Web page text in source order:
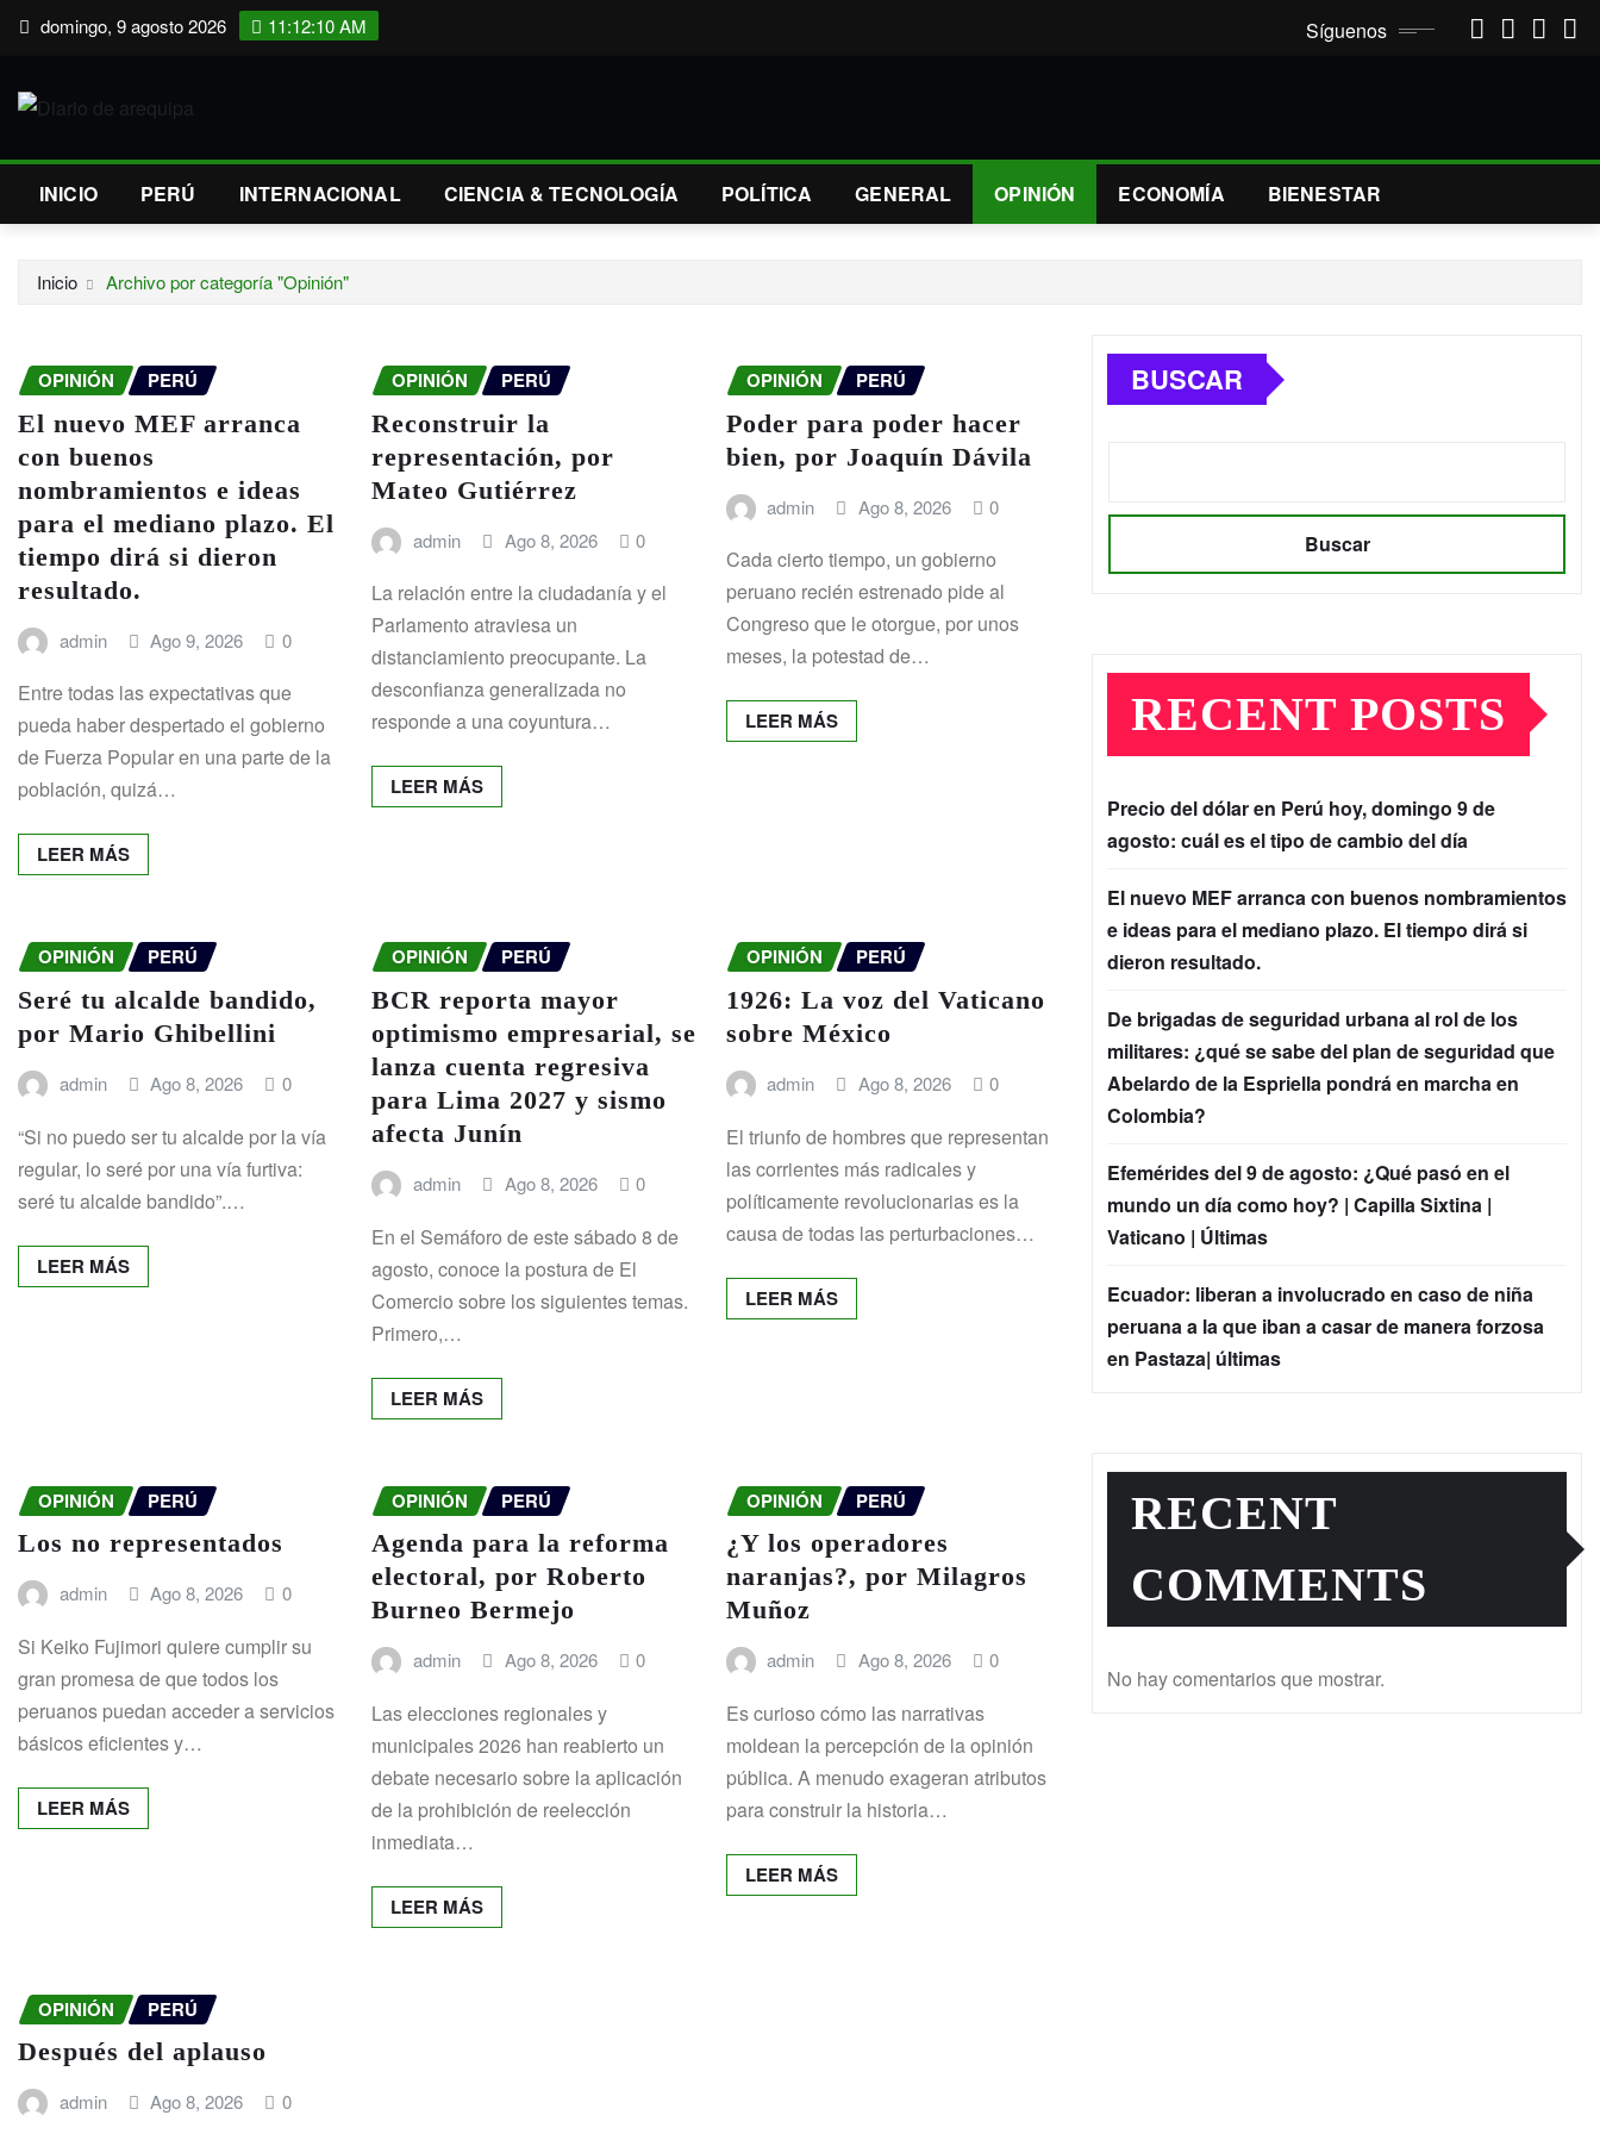
Saltardomingo, 9 agosto 2026 11:12:10 AM Síguenos
INICIO PERÚ INTERNACIONAL CIENCIA & TECNOLOGÍA POLÍTICA GENERAL OPINIÓN ECONOMÍA BIENESTAR
Inicio Archivo por categoría "Opinión"
OPINIÓN PERÚ
El nuevo MEF arranca
con buenos
nombramientos e ideas
para el mediano plazo. El
tiempo dirá si dieron
resultado.
admin Ago 9, 2026 0
Entre todas las expectativas que
pueda haber despertado el gobierno
de Fuerza Popular en una parte de la
población, quizá…
LEER MÁS
OPINIÓN PERÚ
Reconstruir la
representación, por
Mateo Gutiérrez
admin Ago 8, 2026 0
La relación entre la ciudadanía y el
Parlamento atraviesa un
distanciamiento preocupante. La
desconfianza generalizada no
responde a una coyuntura…
LEER MÁS
OPINIÓN PERÚ
Poder para poder hacer
bien, por Joaquín Dávila
admin Ago 8, 2026 0
Cada cierto tiempo, un gobierno
peruano recién estrenado pide al
Congreso que le otorgue, por unos
meses, la potestad de…
LEER MÁS
OPINIÓN PERÚ
Seré tu alcalde bandido,
por Mario Ghibellini
admin Ago 8, 2026 0
“Si no puedo ser tu alcalde por la vía
regular, lo seré por una vía furtiva:
seré tu alcalde bandido”.…
LEER MÁS
OPINIÓN PERÚ
BCR reporta mayor
optimismo empresarial, se
lanza cuenta regresiva
para Lima 2027 y sismo
afecta Junín
admin Ago 8, 2026 0
En el Semáforo de este sábado 8 de
agosto, conoce la postura de El
Comercio sobre los siguientes temas.
Primero,…
LEER MÁS
OPINIÓN PERÚ
1926: La voz del Vaticano
sobre México
admin Ago 8, 2026 0
El triunfo de hombres que representan
las corrientes más radicales y
políticamente revolucionarias es la
causa de todas las perturbaciones…
LEER MÁS
OPINIÓN PERÚ
Los no representados
admin Ago 8, 2026 0
Si Keiko Fujimori quiere cumplir su
gran promesa de que todos los
peruanos puedan acceder a servicios
básicos eficientes y…
LEER MÁS
OPINIÓN PERÚ
Agenda para la reforma
electoral, por Roberto
Burneo Bermejo
admin Ago 8, 2026 0
Las elecciones regionales y
municipales 2026 han reabierto un
debate necesario sobre la aplicación
de la prohibición de reelección
inmediata…
LEER MÁS
OPINIÓN PERÚ
¿Y los operadores
naranjas?, por Milagros
Muñoz
admin Ago 8, 2026 0
Es curioso cómo las narrativas
moldean la percepción de la opinión
pública. A menudo exageran atributos
para construir la historia…
LEER MÁS
OPINIÓN PERÚ
Después del aplauso
admin Ago 8, 2026 0
BUSCAR
Buscar
RECENT POSTS
Precio del dólar en Perú hoy, domingo 9 de
agosto: cuál es el tipo de cambio del día
El nuevo MEF arranca con buenos nombramientos
e ideas para el mediano plazo. El tiempo dirá si
dieron resultado.
De brigadas de seguridad urbana al rol de los
militares: ¿qué se sabe del plan de seguridad que
Abelardo de la Espriella pondrá en marcha en
Colombia?
Efemérides del 9 de agosto: ¿Qué pasó en el
mundo un día como hoy? | Capilla Sixtina |
Vaticano | Últimas
Ecuador: liberan a involucrado en caso de niña
peruana a la que iban a casar de manera forzosa
en Pastaza| últimas
RECENT
COMMENTS
No hay comentarios que mostrar.